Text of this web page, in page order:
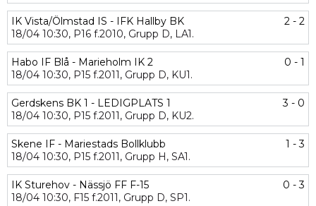
IK Vista/Ölmstad IS - IFK Hallby BK
2 - 2
18/04 10:30, P16 f.2010, Grupp D, LA1.
Habo IF Blå - Marieholm IK 2
0 - 1
18/04 10:30, P15 f.2011, Grupp D, KU1.
Gerdskens BK 1 - LEDIGPLATS 1
3 - 0
18/04 10:30, P15 f.2011, Grupp D, KU2.
Skene IF - Mariestads Bollklubb
1 - 3
18/04 10:30, P15 f.2011, Grupp H, SA1.
IK Sturehov - Nässjö FF F-15
0 - 3
18/04 10:30, F15 f.2011, Grupp D, SP1.